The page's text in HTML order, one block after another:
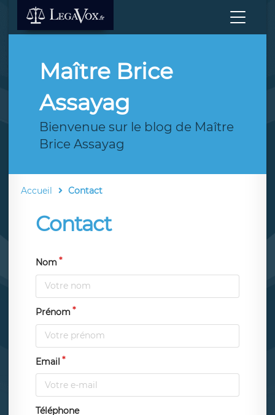
Maître Brice
Assayag
Bienvenue sur le blog de Maître
Brice Assayag
Accueil Contact
Contact
Nom
Prénom
Email
Téléphone